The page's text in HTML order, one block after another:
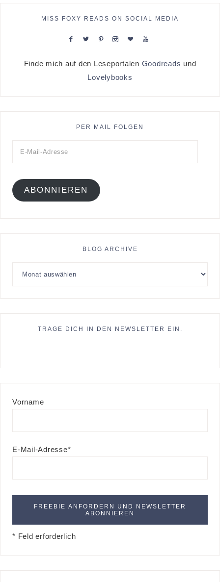
MISS FOXY READS ON SOCIAL MEDIA
Finde mich auf den Leseportalen Goodreads und
Lovelybooks
PER MAIL FOLGEN
ABONNIEREN
BLOG ARCHIVE
TRAGE DICH IN DEN NEWSLETTER EIN.
Vorname
E-Mail-Adresse*
* Feld erforderlich